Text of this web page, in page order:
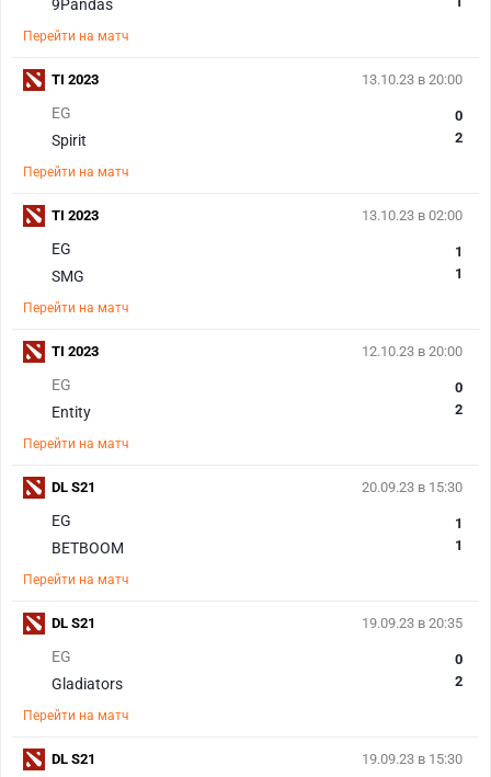
9Pandas
Перейти на матч
13.10.23 в 20:00
EG
Spirit
0
2
Перейти на матч
TI 2023
13.10.23 в 02:00
EG
SMG
1
1
Перейти на матч
TI 2023
12.10.23 в 20:00
EG
Entity
0
2
Перейти на матч
TI 2023
20.09.23 в 15:30
EG
BETBOOM
1
1
Перейти на матч
DL S21
19.09.23 в 20:35
EG
Gladiators
0
2
Перейти на матч
DL S21
19.09.23 в 15:30
DL S21